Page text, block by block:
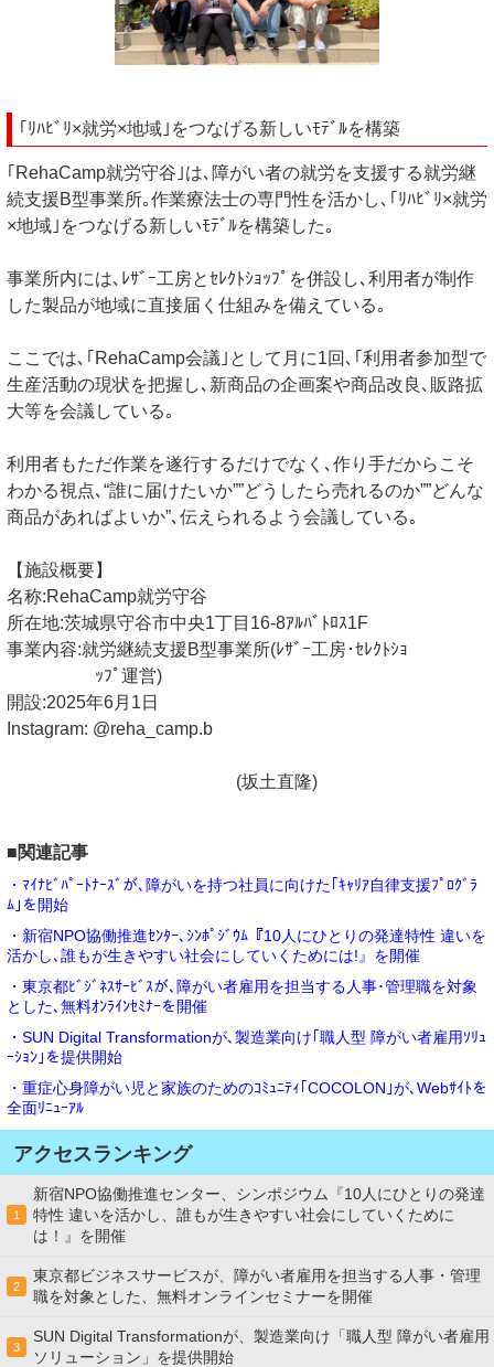
｢ﾘﾊﾋﾞﾘ×就労×地域｣をつなげる新しいﾓﾃﾞﾙを構築
｢RehaCamp就労守谷｣は､障がい者の就労を支援する就労継
続支援B型事業所｡作業療法士の専門性を活かし､｢ﾘﾊﾋﾞﾘ×就労
×地域｣をつなげる新しいﾓﾃﾞﾙを構築した｡
事業所内には､ﾚｻﾞｰ工房とｾﾚｸﾄｼｮｯﾌﾟを併設し､利用者が制作
した製品が地域に直接届く仕組みを備えている｡
ここでは､｢RehaCamp会議｣として月に1回､｢利用者参加型で
生産活動の現状を把握し､新商品の企画案や商品改良､販路拡
大等を会議している｡
利用者もただ作業を遂行するだけでなく､作り手だからこそ
わかる視点､“誰に届けたいか””どうしたら売れるのか””どんな
商品があればよいか”､伝えられるよう会議している｡
【施設概要】
名称:RehaCamp就労守谷
所在地:茨城県守谷市中央1丁目16-8ｱﾙﾊﾞﾄﾛｽ1F
事業内容:就労継続支援B型事業所(ﾚｻﾞｰ工房･ｾﾚｸﾄｼｮ
ｯﾌﾟ運営)
開設:2025年6月1日
Instagram: @reha_camp.b
(坂土直隆)
■関連記事
・ﾏｲﾅﾋﾞﾊﾟｰﾄﾅｰｽﾞが､障がいを持つ社員に向けた｢ｷｬﾘｱ自律支援ﾌﾟﾛｸﾞﾗ
ﾑ｣を開始
・新宿NPO協働推進ｾﾝﾀｰ､ｼﾝﾎﾟｼﾞｳﾑ『10人にひとりの発達特性 違いを
活かし､誰もが生きやすい社会にしていくためには!』を開催
・東京都ﾋﾞｼﾞﾈｽｻｰﾋﾞｽが､障がい者雇用を担当する人事･管理職を対象
とした､無料ｵﾝﾗｲﾝｾﾐﾅｰを開催
・SUN Digital Transformationが､製造業向け｢職人型 障がい者雇用ｿﾘｭ
ｰｼｮﾝ｣を提供開始
・重症心身障がい児と家族のためのｺﾐｭﾆﾃｨ｢COCOLON｣が､Webｻｲﾄを
全面ﾘﾆｭｰｱﾙ
アクセスランキング
1
新宿NPO協働推進センター、シンポジウム『10人にひとりの発達
特性 違いを活かし、誰もが生きやすい社会にしていくために
は！』を開催
2
東京都ビジネスサービスが、障がい者雇用を担当する人事・管理
職を対象とした、無料オンラインセミナーを開催
3
SUN Digital Transformationが、製造業向け「職人型 障がい者雇用
ソリューション」を提供開始